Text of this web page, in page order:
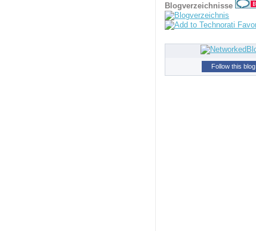
Blogverzeichnisse
Follow this blog